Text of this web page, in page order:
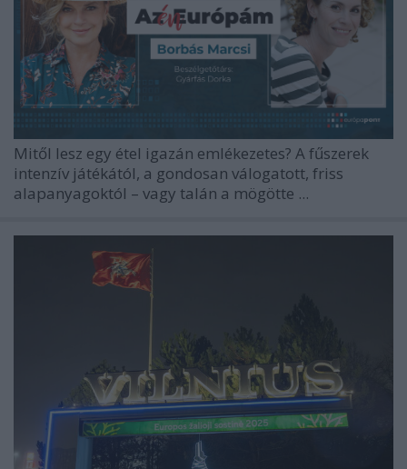
Mitől lesz egy étel igazán emlékezetes? A fűszerek
intenzív játékától, a gondosan válogatott, friss
alapanyagoktól – vagy talán a mögötte ...